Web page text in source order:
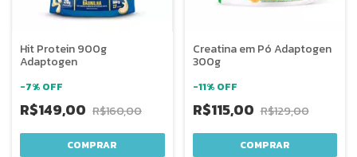
Hit Protein 900g
Adaptogen
-7% OFF
R$149,00 R$160,00
COMPRAR
Creatina em Pó Adaptogen
300g
-11% OFF
R$115,00 R$129,00
COMPRAR